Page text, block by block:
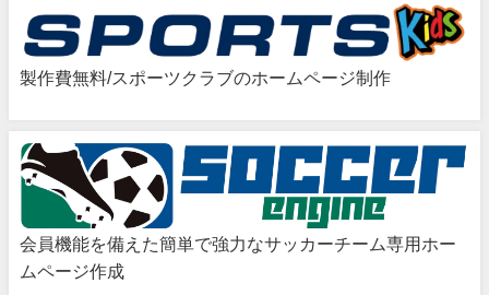
製作費無料/スポーツクラブのホームページ制作
会員機能を備えた簡単で強力なサッカーチーム専用ホー
ムページ作成